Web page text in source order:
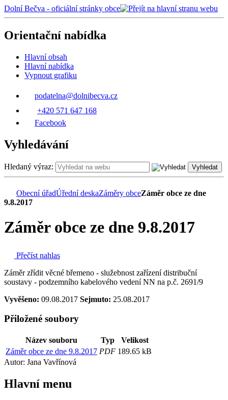
Dolní Bečva - oficiální stránky obce
Orientační nabídka
Hlavní obsah
Hlavní nabídka
Vypnout grafiku
podatelna@dolnibecva.cz
+420 571 647 168
Facebook
Vyhledávání
Hledaný výraz: Vyhledat
Obecní úřadÚřední deskaZáměry obceZáměr obce ze dne
9.8.2017
Záměr obce ze dne 9.8.2017
Přečíst nahlas
Záměr zřídit věcné břemeno - služebnost zařízení distribuční
soustavy - podzemního kabelového vedení NN na p.č. 2691/9
Vyvěšeno: 09.08.2017 Sejmuto: 25.08.2017
Přiložené soubory
Název souboru Typ
Velikost
Záměr obce ze dne 9.8.2017 PDF 189.65 kB
Autor: Jana Vavřínová
Hlavní menu